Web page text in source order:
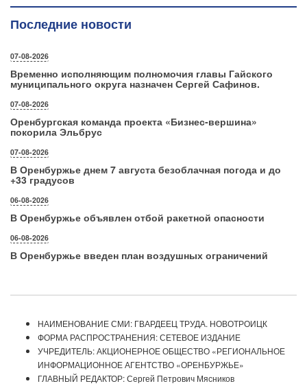
Последние новости
07-08-2026
Временно исполняющим полномочия главы Гайского
муниципального округа назначен Сергей Сафинов.
07-08-2026
Оренбургская команда проекта «Бизнес‑вершина»
покорила Эльбрус
07-08-2026
В Оренбуржье днем 7 августа безоблачная погода и до
+33 градусов
06-08-2026
В Оренбуржье объявлен отбой ракетной опасности
06-08-2026
В Оренбуржье введен план воздушных ограничений
НАИМЕНОВАНИЕ СМИ: ГВАРДЕЕЦ ТРУДА. НОВОТРОИЦК
ФОРМА РАСПРОСТРАНЕНИЯ: СЕТЕВОЕ ИЗДАНИЕ
УЧРЕДИТЕЛЬ: АКЦИОНЕРНОЕ ОБЩЕСТВО «РЕГИОНАЛЬНОЕ
ИНФОРМАЦИОННОЕ АГЕНТСТВО «ОРЕНБУРЖЬЕ»
ГЛАВНЫЙ РЕДАКТОР: Сергей Петрович Мясников